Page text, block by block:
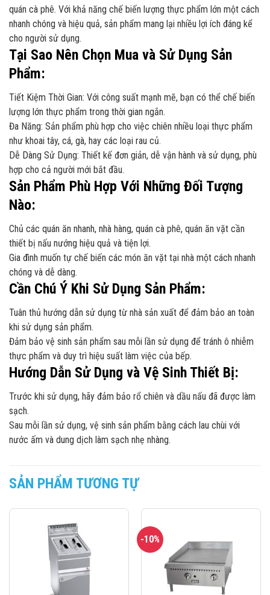
quán cà phê. Với khả năng chế biến lượng thực phẩm lớn một cách
nhanh chóng và hiệu quả, sản phẩm mang lại nhiều lợi ích đáng kể
cho người sử dụng.
Tại Sao Nên Chọn Mua và Sử Dụng Sản
Phẩm:
Tiết Kiệm Thời Gian: Với công suất mạnh mẽ, bạn có thể chế biến
lượng lớn thực phẩm trong thời gian ngắn.
Đa Năng: Sản phẩm phù hợp cho việc chiên nhiều loại thực phẩm
như khoai tây, cá, gà, hay các loại rau củ.
Dễ Dàng Sử Dụng: Thiết kế đơn giản, dễ vận hành và sử dụng, phù
hợp cho cả người mới bắt đầu.
Sản Phẩm Phù Hợp Với Những Đối Tượng
Nào:
Chủ các quán ăn nhanh, nhà hàng, quán cà phê, quán ăn vặt cần
thiết bị nấu nướng hiệu quả và tiện lợi.
Gia đình muốn tự chế biến các món ăn vặt tại nhà một cách nhanh
chóng và dễ dàng.
Cần Chú Ý Khi Sử Dụng Sản Phẩm:
Tuân thủ hướng dẫn sử dụng từ nhà sản xuất để đảm bảo an toàn
khi sử dụng sản phẩm.
Đảm bảo vệ sinh sản phẩm sau mỗi lần sử dụng để tránh ô nhiễm
thực phẩm và duy trì hiệu suất làm việc của bếp.
Hướng Dẫn Sử Dụng và Vệ Sinh Thiết Bị:
Trước khi sử dụng, hãy đảm bảo rổ chiên và dầu nấu đã được làm
sạch.
Sau mỗi lần sử dụng, vệ sinh sản phẩm bằng cách lau chùi với
nước ấm và dung dịch làm sạch nhẹ nhàng.
SẢN PHẨM TƯƠNG TỰ
-10%